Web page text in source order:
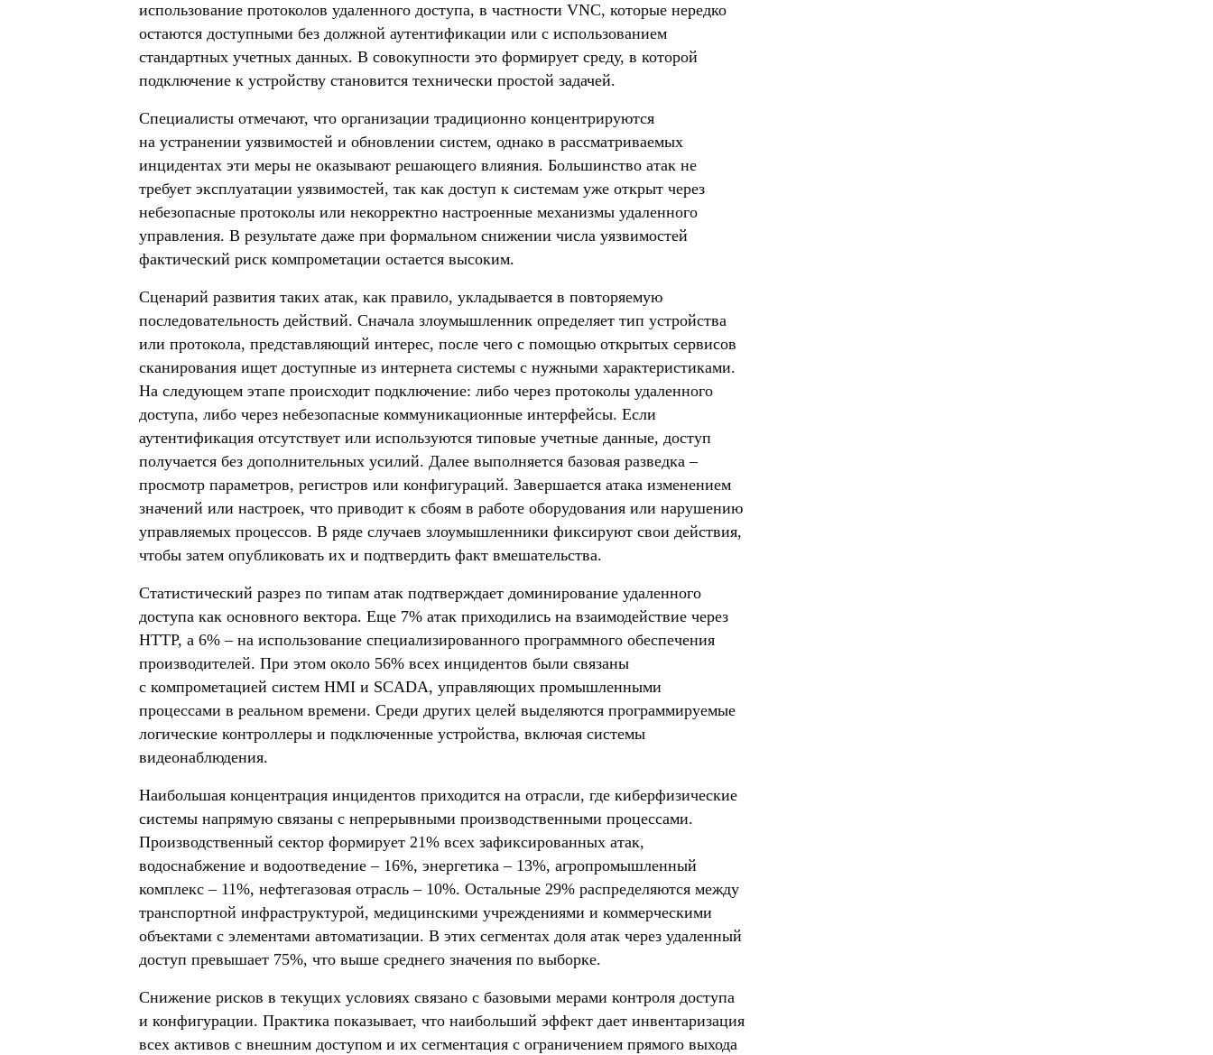
использование протоколов удаленного доступа, в частности VNC, которые нередко
остаются доступными без должной аутентификации или с использованием
стандартных учетных данных. В совокупности это формирует среду, в которой
подключение к устройству становится технически простой задачей.
Специалисты отмечают, что организации традиционно концентрируются
на устранении уязвимостей и обновлении систем, однако в рассматриваемых
инцидентах эти меры не оказывают решающего влияния. Большинство атак не
требует эксплуатации уязвимостей, так как доступ к системам уже открыт через
небезопасные протоколы или некорректно настроенные механизмы удаленного
управления. В результате даже при формальном снижении числа уязвимостей
фактический риск компрометации остается высоким.
Сценарий развития таких атак, как правило, укладывается в повторяемую
последовательность действий. Сначала злоумышленник определяет тип устройства
или протокола, представляющий интерес, после чего с помощью открытых сервисов
сканирования ищет доступные из интернета системы с нужными характеристиками.
На следующем этапе происходит подключение: либо через протоколы удаленного
доступа, либо через небезопасные коммуникационные интерфейсы. Если
аутентификация отсутствует или используются типовые учетные данные, доступ
получается без дополнительных усилий. Далее выполняется базовая разведка –
просмотр параметров, регистров или конфигураций. Завершается атака изменением
значений или настроек, что приводит к сбоям в работе оборудования или нарушению
управляемых процессов. В ряде случаев злоумышленники фиксируют свои действия,
чтобы затем опубликовать их и подтвердить факт вмешательства.
Статистический разрез по типам атак подтверждает доминирование удаленного
доступа как основного вектора. Еще 7% атак приходились на взаимодействие через
HTTP, а 6% – на использование специализированного программного обеспечения
производителей. При этом около 56% всех инцидентов были связаны
с компрометацией систем HMI и SCADA, управляющих промышленными
процессами в реальном времени. Среди других целей выделяются программируемые
логические контроллеры и подключенные устройства, включая системы
видеонаблюдения.
Наибольшая концентрация инцидентов приходится на отрасли, где киберфизические
системы напрямую связаны с непрерывными производственными процессами.
Производственный сектор формирует 21% всех зафиксированных атак,
водоснабжение и водоотведение – 16%, энергетика – 13%, агропромышленный
комплекс – 11%, нефтегазовая отрасль – 10%. Остальные 29% распределяются между
транспортной инфраструктурой, медицинскими учреждениями и коммерческими
объектами с элементами автоматизации. В этих сегментах доля атак через удаленный
доступ превышает 75%, что выше среднего значения по выборке.
Снижение рисков в текущих условиях связано с базовыми мерами контроля доступа
и конфигурации. Практика показывает, что наибольший эффект дает инвентаризация
всех активов с внешним доступом и их сегментация с ограничением прямого выхода